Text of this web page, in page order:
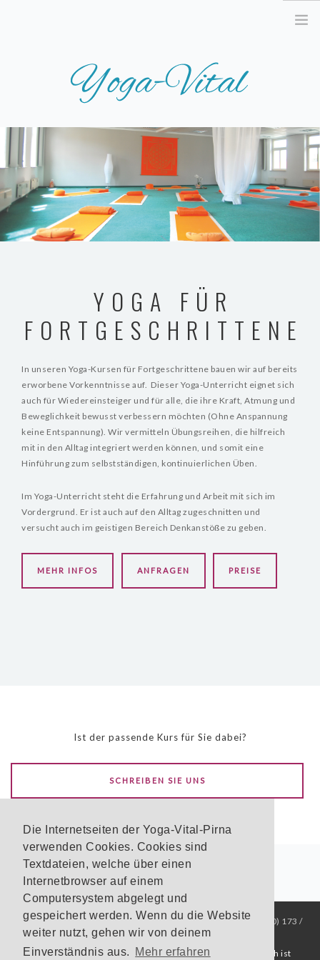
Die Internetseiten der Yoga-Vital-Pirna
verwenden Cookies. Cookies sind
Textdateien, welche über einen
Internetbrowser auf einem
Computersystem abgelegt und
gespeichert werden. Wenn du die Website
weiter nutzt, gehen wir von deinem
Einverständnis aus.
Mehr erfahren
STARTSEITE
AKTUELLES
TERMINE
UNSER ANGEBOT
WAS IST YOGA?
PREISE
RAUMVERMIETUNG
DAS SIND WIR
YOGA FÜR
FORTGESCHRITTENE
In unseren Yoga-Kursen für Fortgeschrittene bauen wir auf bereits
erworbene Vorkenntnisse auf. Dieser Yoga-Unterricht eignet sich
auch für Wiedereinsteiger und für alle, die ihre Kraft, Atmung und
Beweglichkeit bewusst verbessern möchten (Ohne Anspannung
keine Entspannung). Wir vermitteln Übungsreihen, die hilfreich
mit in den Alltag integriert werden können, und somit eine
Hinführung zum selbstständigen, kontinuierlichen Üben.
Im Yoga-Unterricht steht die Erfahrung und Arbeit mit sich im
Vordergrund. Er ist auch auf den Alltag zugeschnitten und
versucht auch im geistigen Bereich Denkanstöße zu geben.
MEHR INFOS ANFRAGEN PREISE
Ist der passende Kurs für Sie dabei?
SCHREIBEN SIE UNS
Yoga-Vital-PirnaSybille Rentsch Altjessen 201796 Pirna+49 (0) 173 /
577 0668
Impressum|Datenschutz YOGA VITAL Pirna, Sybille Rentsch ist